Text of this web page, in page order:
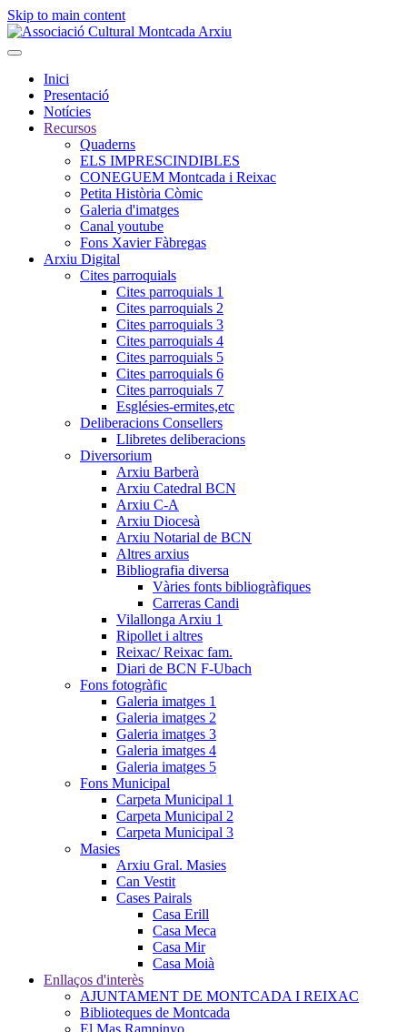
Skip to main content
Inici
Presentació
Notícies
Recursos
Quaderns
ELS IMPRESCINDIBLES
CONEGUEM Montcada i Reixac
Petita Història Còmic
Galeria d'imatges
Canal youtube
Fons Xavier Fàbregas
Arxiu Digital
Cites parroquials
Cites parroquials 1
Cites parroquials 2
Cites parroquials 3
Cites parroquials 4
Cites parroquials 5
Cites parroquials 6
Cites parroquials 7
Esglésies-ermites,etc
Deliberacions Consellers
Llibretes deliberacions
Diversorium
Arxiu Barberà
Arxiu Catedral BCN
Arxiu C-A
Arxiu Diocesà
Arxiu Notarial de BCN
Altres arxius
Bibliografia diversa
Vàries fonts bibliogràfiques
Carreras Candi
Vilallonga Arxiu 1
Ripollet i altres
Reixac/ Reixac fam.
Diari de BCN F-Ubach
Fons fotogràfic
Galeria imatges 1
Galeria imatges 2
Galeria imatges 3
Galeria imatges 4
Galeria imatges 5
Fons Municipal
Carpeta Municipal 1
Carpeta Municipal 2
Carpeta Municipal 3
Masies
Arxiu Gral. Masies
Can Vestit
Cases Pairals
Casa Erill
Casa Meca
Casa Mir
Casa Moià
Enllaços d'interès
AJUNTAMENT DE MONTCADA I REIXAC
Biblioteques de Montcada
El Mas Rampinyo